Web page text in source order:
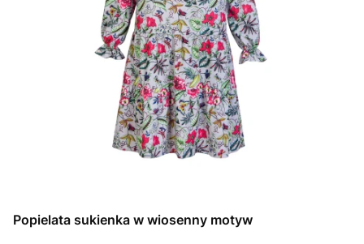
Popielata sukienka w wiosenny motyw